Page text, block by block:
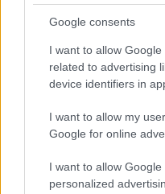
Google consents
I want to allow
related to advertising
device identifiers in
I want to allow my
Google for online
I want to allow
personalized
newsκαι